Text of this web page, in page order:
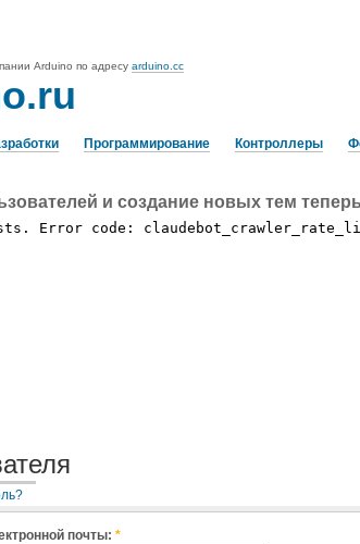
Arduino по адресу arduino.cc
Программирование Контроллеры
и создание новых тем
почты: *